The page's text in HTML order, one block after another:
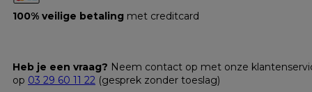
100% veilige betaling met creditcard
Heb je een vraag? Neem contact op met onze
op 03 29 60 11 22 (gesprek zonder toeslag)